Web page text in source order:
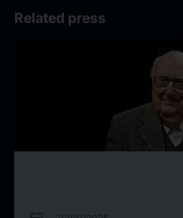
Related press